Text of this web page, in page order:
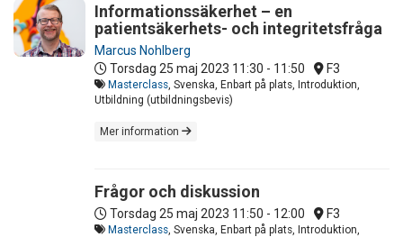
Informationssäkerhet – en
patientsäkerhets- och integritetsfråga
Marcus Nohlberg
Torsdag 25 maj 2023 11:30 - 11:50 F3
Masterclass, Svenska, Enbart på plats, Introduktion,
Utbildning (utbildningsbevis)
Mer information
Frågor och diskussion
Torsdag 25 maj 2023 11:50 - 12:00 F3
Masterclass, Svenska, Enbart på plats, Introduktion,